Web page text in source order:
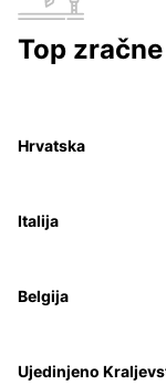
Top
Hrvatska
Italija
Belgija
Ujedinjeno